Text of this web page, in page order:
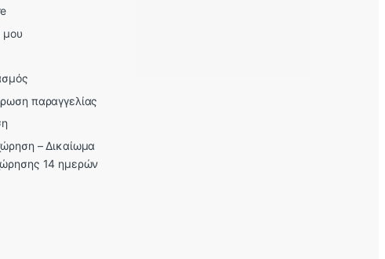
μου
παραγγελίας
– Δικαίωμα
14 ημερών